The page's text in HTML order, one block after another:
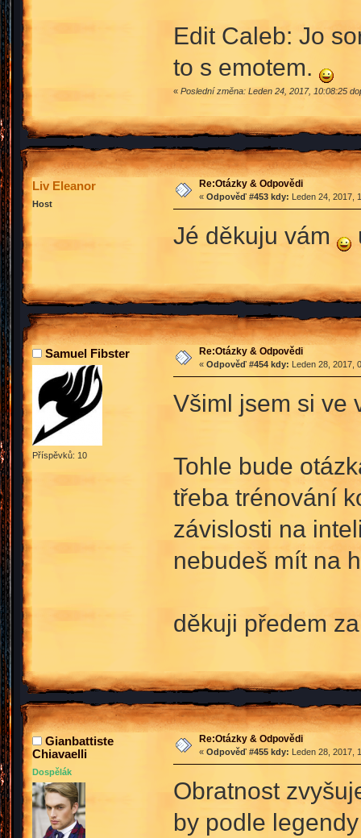
Edit Caleb: Jo
to s emotem.
« Poslední změna: Leden 24, 2017, 10:08:25
Liv Eleanor
Host
Re:Otázky & Odpovědi
« Odpověď #453 kdy: Leden 24, 2017,
Jé děkuju vám
Samuel Fibster
Příspěvků: 10
Re:Otázky & Odpovědi
« Odpověď #454 kdy: Leden 28, 2017,
Všiml jsem si ve
Tohle bude
třeba trénování
závislosti na
nebudeš mít na
děkuji předem
Gianbattiste
Chiavaelli
Dospělák
Re:Otázky & Odpovědi
« Odpověď #455 kdy: Leden 28, 2017,
Obratnost
by podle